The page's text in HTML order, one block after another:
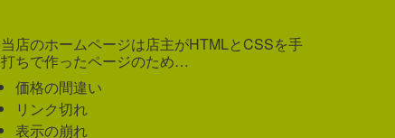
当店のホームページは店主がHTMLとCSSを手
打ちで作ったページのため…
価格の間違い
リンク切れ
表示の崩れ